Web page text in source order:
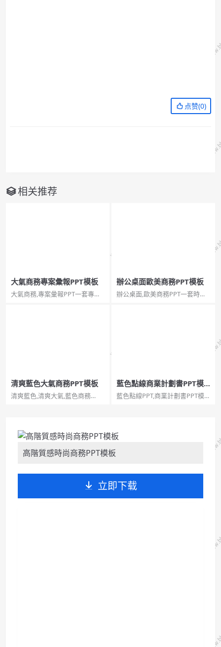
点赞(0)
相关推荐
大氣商務專案彙報PPT模板
大氣商務,專案彙報PPT一套專案
辦公桌面歐美商務PPT模板
辦公桌面,歐美商務PPT一套時尚
清爽藍色大氣商務PPT模板
清爽藍色,清爽大氣,藍色商務
藍色點線商業計劃書PPT模
板
藍色點線PPT,商業計劃書PPT模
字型：Noto Sans S Chinese
Bold...
高階質感時尚商務PPT模板
立即下载